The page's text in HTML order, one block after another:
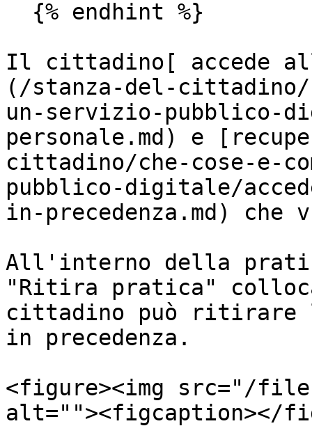
Il cittadino[ accede
(/stanza-del-cittadino/
un-servizio-pubblico-
personale.md) e
cittadino/che-cose-e-
pubblico-digitale/
in-precedenza.md)
All'interno della
"Ritira pratica"
cittadino può ritirare
in precedenza.
<figure><img src="/files/
alt=""><figcaption></